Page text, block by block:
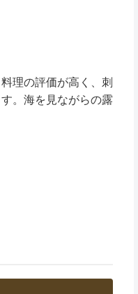
理の評価が高く、刺
。海を見ながらの露